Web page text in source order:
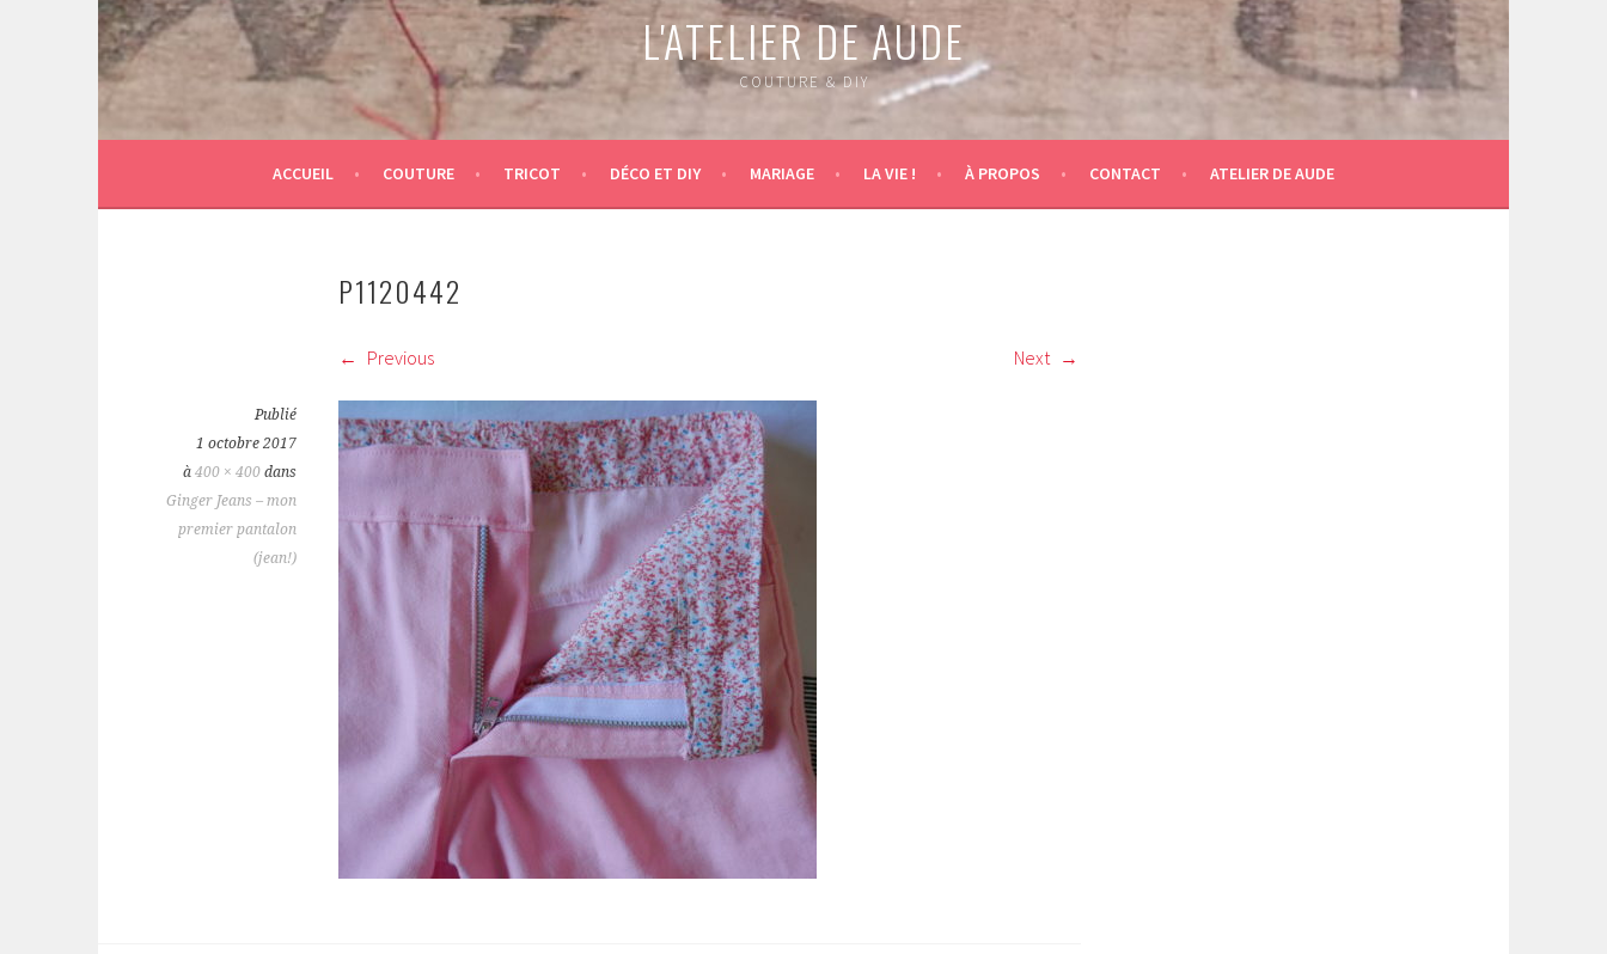
L'ATELIER DE AUDE
COUTURE & DIY
ACCUEIL COUTURE TRICOT DÉCO ET DIY MARIAGE LA VIE ! À PROPOS CONTACT ATELIER DE AUDE
P1120442
Previous Next
Publié
1 octobre 2017
à 400 × 400 dans
Ginger Jeans – mon
premier pantalon
(jean!)